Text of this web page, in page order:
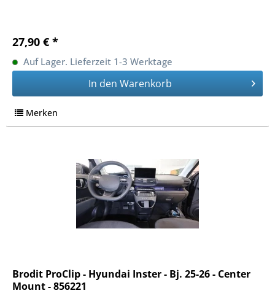
27,90 € *
Auf Lager. Lieferzeit 1-3 Werktage
In den Warenkorb
Merken
Brodit ProClip - Hyundai Inster - Bj. 25-26 - Center
Mount - 856221